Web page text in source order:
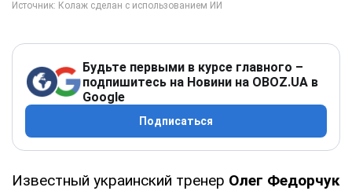
Будьте первыми в курсе главного –
подпишитесь на Новини на OBOZ.UA в
Google
Подписаться
Известный украинский тренер Олег Федорчук